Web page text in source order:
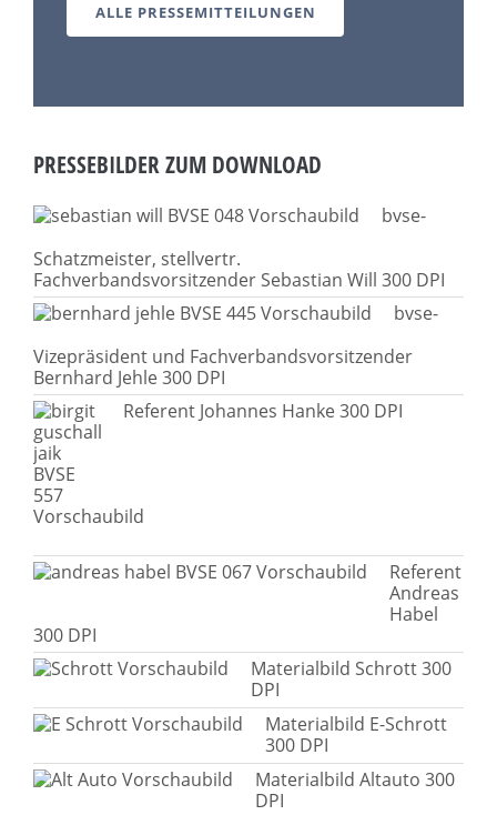
ALLE PRESSEMITTEILUNGEN
PRESSEBILDER ZUM DOWNLOAD
bvse-
Schatzmeister, stellvertr.
Fachverbandsvorsitzender Sebastian Will 300 DPI
bvse-
Vizepräsident und Fachverbandsvorsitzender
Bernhard Jehle 300 DPI
Referent Johannes Hanke 300 DPI
Referent
Andreas
Habel
300 DPI
Materialbild Schrott 300
DPI
Materialbild E-Schrott
300 DPI
Materialbild Altauto 300
DPI